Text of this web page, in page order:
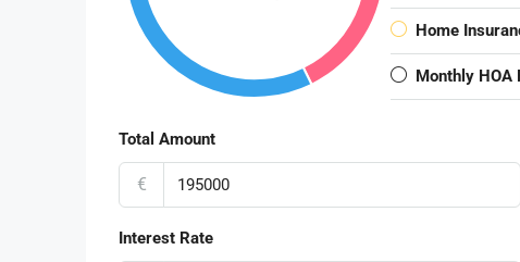
Home
Monthly HOA
Total Amount
€
Interest Rate